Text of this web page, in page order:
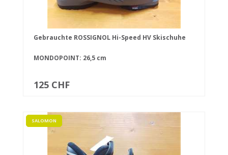
Gebrauchte ROSSIGNOL Hi-Speed HV Skischuhe
MONDOPOINT: 26,5 cm
125 CHF
SALOMON